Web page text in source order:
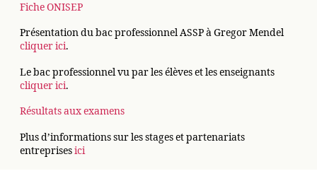
Fiche ONISEP
Présentation du bac professionnel ASSP à Gregor Mendel
cliquer ici.
Le bac professionnel vu par les élèves et les enseignants
cliquer ici.
Résultats aux examens
Plus d’informations sur les stages et partenariats
entreprisesici